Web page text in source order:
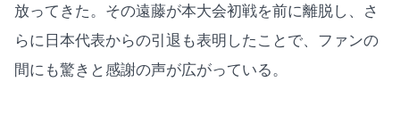
放ってきた。その遠藤が本大会初戦を前に離脱し、さ
らに日本代表からの引退も表明したことで、ファンの
間にも驚きと感謝の声が広がっている。